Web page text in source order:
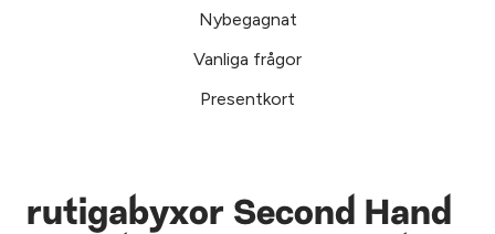
Nybegagnat
Vanliga frågor
Presentkort
rutigabyxor Second Hand